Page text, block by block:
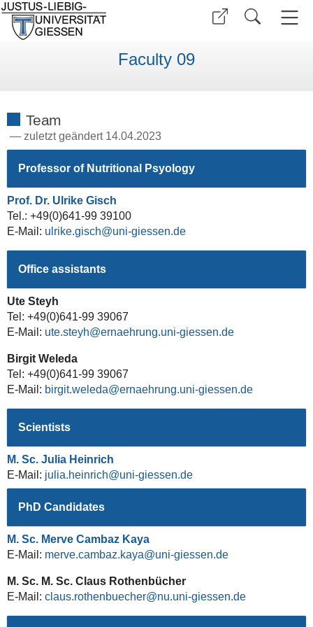
Faculty 09
Team
— zuletzt geändert 14.04.2023
Professor of Nutritional Psyology
Prof. Dr. Ulrike Gisch
Tel.: +49(0)641-99 39100
E-Mail: ulrike.gisch
Office assistants
Ute Steyh
Tel: +49(0)641-99 39067
E-Mail: ute.steyh
Birgit Weleda
Tel: +49(0)641-99 39067
E-Mail: birgit.weleda
Scientists
M. Sc. Julia Heinrich
E-Mail: julia.heinrich
PhD Candidates
M. Sc. Merve Cambaz Kaya
E-Mail: merve.cambaz.kaya
M. Sc. M. Sc. Claus Rothenbücher
E-Mail: claus.rothenbuecher@nu.uni-giessen.de